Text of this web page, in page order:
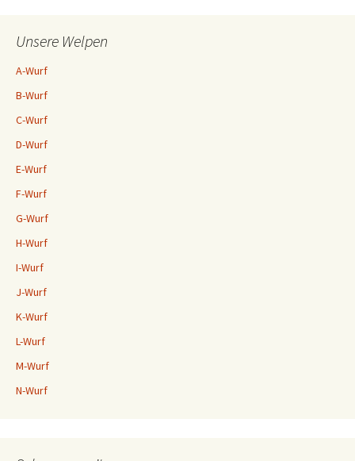
Unsere Welpen
A-Wurf
B-Wurf
C-Wurf
D-Wurf
E-Wurf
F-Wurf
G-Wurf
H-Wurf
I-Wurf
J-Wurf
K-Wurf
L-Wurf
M-Wurf
N-Wurf